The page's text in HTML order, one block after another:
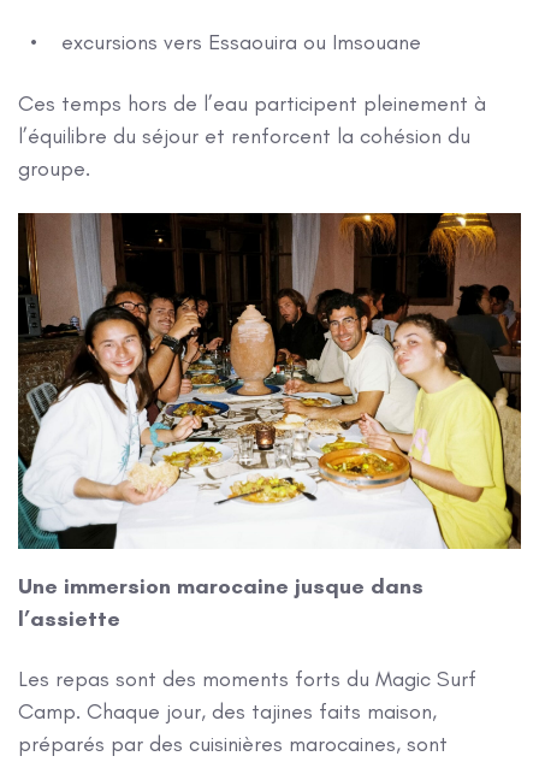
• excursions vers Essaouira ou Imsouane
Ces temps hors de l’eau participent pleinement à
l’équilibre du séjour et renforcent la cohésion du
groupe.
Une immersion marocaine jusque dans
l’assiette
Les repas sont des moments forts du Magic Surf
Camp. Chaque jour, des tajines faits maison,
préparés par des cuisinières marocaines, sont